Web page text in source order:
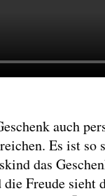
auch
Es ist so
das
Freude sieht